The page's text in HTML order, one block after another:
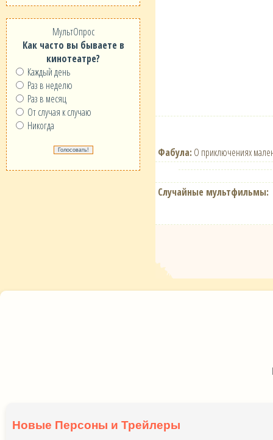
МультОпрос
Как часто вы бываете в
кинотеатре?
Каждый день
Раз в неделю
Раз в месяц
От случая к случаю
Никогда
Фабула: О приключениях
Случайные мультфильмы:
Новые Персоны и Трейлеры